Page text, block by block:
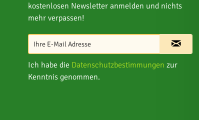
kostenlosen Newsletter anmelden und nichts
mehr verpassen!
Ich habe die Datenschutzbestimmungen zur
Kenntnis genommen.